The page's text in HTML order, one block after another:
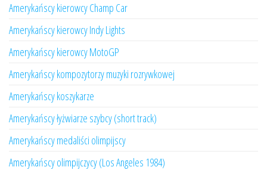
Amerykańscy kierowcy Champ Car
Amerykańscy kierowcy Indy Lights
Amerykańscy kierowcy MotoGP
Amerykańscy kompozytorzy muzyki rozrywkowej
Amerykańscy koszykarze
Amerykańscy łyżwiarze szybcy (short track)
Amerykańscy medaliści olimpijscy
Amerykańscy olimpijczycy (Los Angeles 1984)